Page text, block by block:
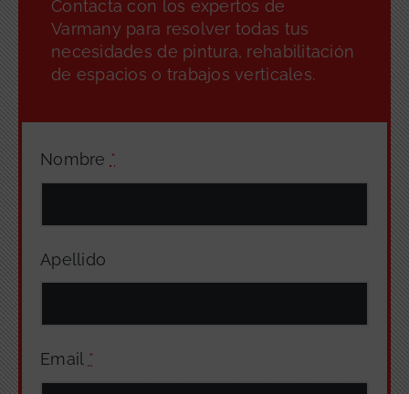
Nombre *
Apellido
Email *
Contacta con los expertos de
Varmany para resolver todas tus
necesidades de pintura, rehabilitación
de espacios o trabajos verticales.